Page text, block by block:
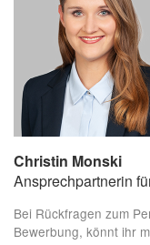
Christin Monski
Ansprechpartnerin
Bei Rückfragen zum
Bewerbung, könnt ihr